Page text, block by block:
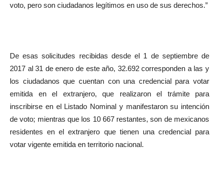
voto, pero son ciudadanos legítimos en uso de sus derechos.”
De esas solicitudes recibidas desde el 1 de septiembre de
2017 al 31 de enero de este año, 32.692 corresponden a las y
los ciudadanos que cuentan con una credencial para votar
emitida en el extranjero, que realizaron el trámite para
inscribirse en el Listado Nominal y manifestaron su intención
de voto; mientras que los 10 667 restantes, son de mexicanos
residentes en el extranjero que tienen una credencial para
votar vigente emitida en territorio nacional.